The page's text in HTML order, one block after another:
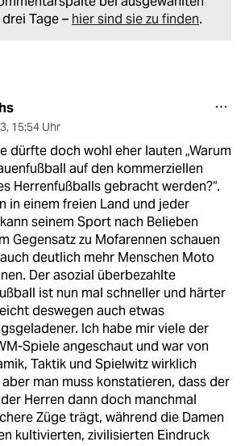
Tage – hier sind sie zu finden.
, 15:54 Uhr
dürfte doch wohl eher lauten „Warum
auf den kommerziellen
Herrenfußballs gebracht werden?“.
in einem freien Land und jeder
seinem Sport nach Belieben
Gegensatz zu Mofarennen schauen
deutlich mehr Menschen Moto
Der asozial überbezahlte
ist nun mal schneller und härter
deswegen auch etwas
Ich habe mir viele der
Spiele angeschaut und war von
Taktik und Spielwitz wirklich
man muss konstatieren, dass der
Herren dann doch manchmal
Züge trägt, während die Damen
kultivierten, zivilisierten Eindruck